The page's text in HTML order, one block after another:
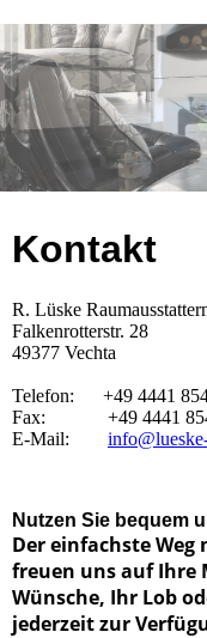
Kontakt
R. Lüske
Falkenrotterstr. 28
49377 Vechta
Telefon: +49 4441
Fax: +49 4441
E-Mail:
Nutzen Sie bequem
Der einfachste
freuen uns auf Ihre
Wünsche, Ihr Lob
jederzeit zur